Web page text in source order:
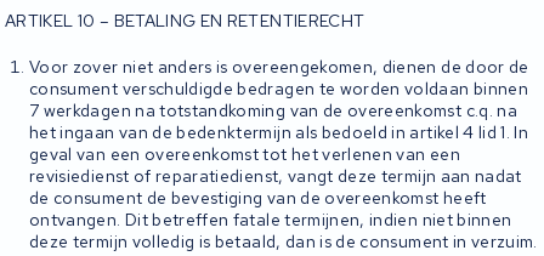
ARTIKEL 10 – BETALING EN RETENTIERECHT
Voor zover niet anders is overeengekomen, dienen de door de
consument verschuldigde bedragen te worden voldaan binnen
7 werkdagen na totstandkoming van de overeenkomst c.q. na
het ingaan van de bedenktermijn als bedoeld in artikel 4 lid 1. In
geval van een overeenkomst tot het verlenen van een
revisiedienst of reparatiedienst, vangt deze termijn aan nadat
de consument de bevestiging van de overeenkomst heeft
ontvangen. Dit betreffen fatale termijnen, indien niet binnen
deze termijn volledig is betaald, dan is de consument in verzuim.